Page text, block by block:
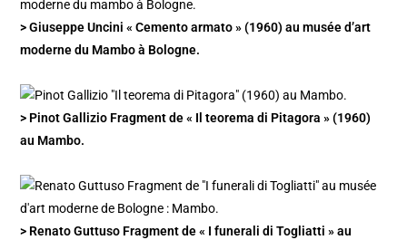
> Giuseppe Uncini « Cemento armato » (1960) au musée d’art
moderne du Mambo à Bologne.
> Pinot Gallizio Fragment de « Il teorema di Pitagora » (1960)
au Mambo.
> Renato Guttuso Fragment de « I funerali di Togliatti » au